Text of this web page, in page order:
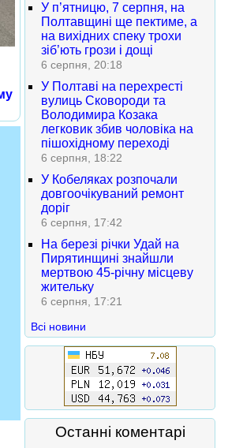
У п’ятницю, 7 серпня, на
Полтавщині ще пектиме, а
на вихідних спеку трохи
зіб’ють грози і дощі
6 серпня, 20:18
У Полтаві на перехресті
вулиць Сковороди та
Володимира Козака
легковик збив чоловіка на
пішохідному переході
6 серпня, 18:22
У Кобеляках розпочали
довгоочікуваний ремонт
доріг
6 серпня, 17:42
На березі річки Удай на
Пирятинщині знайшли
мертвою 45-річну місцеву
жительку
6 серпня, 17:21
Всі новини
Останні коментарі